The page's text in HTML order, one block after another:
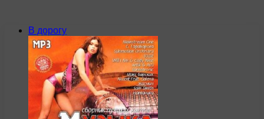
В дорогу